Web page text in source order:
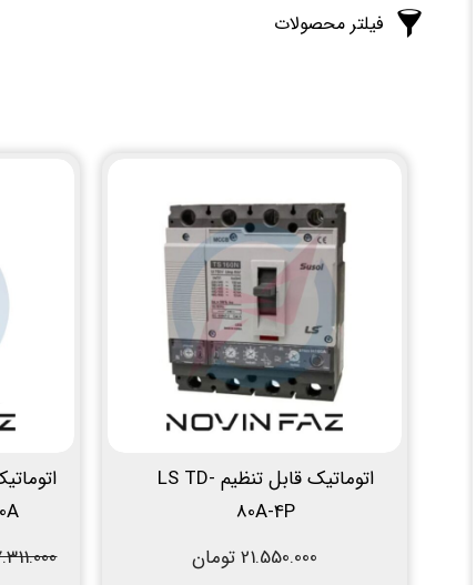
فیلتر محصولات
اتوماتیک قابل تنظیم LS TD-
80A-4P
21.550.000تومان